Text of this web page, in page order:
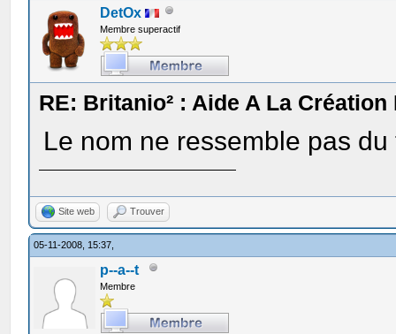
DetOx
Membre superactif
RE: Britanio² : Aide A La
Le nom ne ressemble pas
Site web Trouver
05-11-2008, 15:37,
p--a--t
Membre